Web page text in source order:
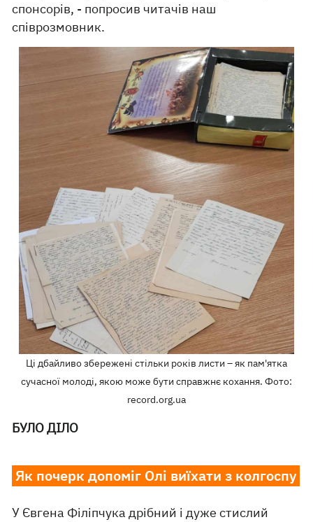
спонсорів, - попросив читачів наш
співрозмовник.
Ці дбайливо збережені стільки років листи – як пам'ятка
сучасної молоді, якою може бути справжнє кохання. Фото:
record.org.ua
БУЛО ДІЛО
Як почерк допоміг Олі виїхати з колгоспу
У Євгена Філіпчука дрібний і дуже стислий